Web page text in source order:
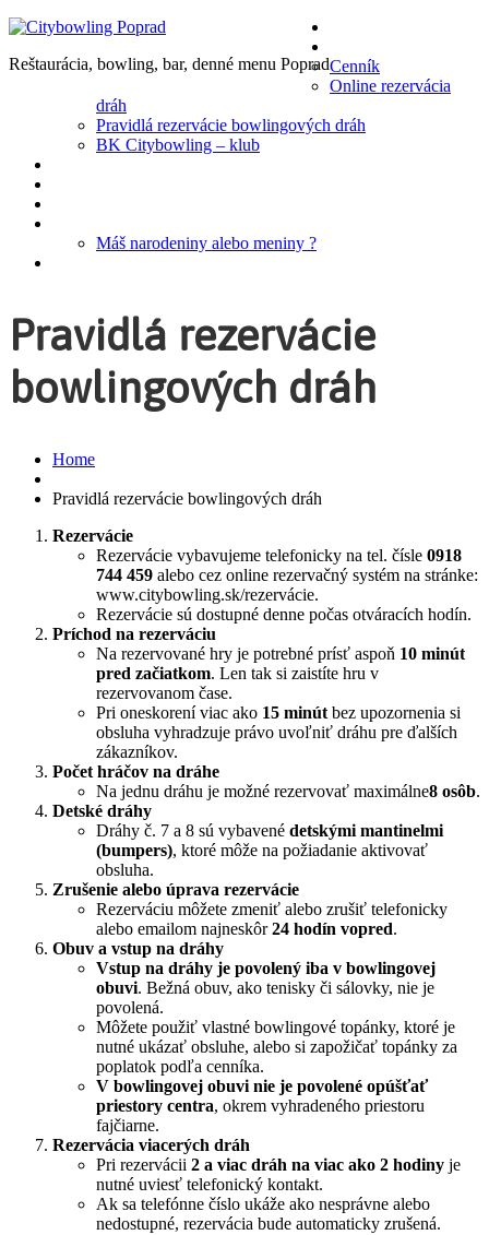
Reštaurácia, bowling, bar, denné menu PopradCenník
Online rezervácia
dráh
Pravidlá rezervácie bowlingových dráh
BK Citybowling – klub
Máš narodeniny alebo meniny ?
Pravidlá rezervácie
bowlingových dráh
Home
Pravidlá rezervácie bowlingových dráh
Rezervácie
Rezervácie vybavujeme telefonicky na tel. čísle 0918
744 459 alebo cez online rezervačný systém na stránke:
www.citybowling.sk/rezervácie.
Rezervácie sú dostupné denne počas otváracích hodín.
Príchod na rezerváciu
Na rezervované hry je potrebné prísť aspoň 10 minút
pred začiatkom. Len tak si zaistíte hru v
rezervovanom čase.
Pri oneskorení viac ako 15 minút bez upozornenia si
obsluha vyhradzuje právo uvoľniť dráhu pre ďalších
zákazníkov.
Počet hráčov na dráhe
Na jednu dráhu je možné rezervovať maximálne8 osôb.
Detské dráhy
Dráhy č. 7 a 8 sú vybavené detskými mantinelmi
(bumpers), ktoré môže na požiadanie aktivovať
obsluha.
Zrušenie alebo úprava rezervácie
Rezerváciu môžete zmeniť alebo zrušiť telefonicky
alebo emailom najneskôr24 hodín vopred.
Obuv a vstup na dráhy
Vstup na dráhy je povolený iba v bowlingovej
obuvi. Bežná obuv, ako tenisky či sálovky, nie je
povolená.
Môžete použiť vlastné bowlingové topánky, ktoré je
nutné ukázať obsluhe, alebo si zapožičať topánky za
poplatok podľa cenníka.
V bowlingovej obuvi nie je povolené opúšťať
priestory centra, okrem vyhradeného priestoru
fajčiarne.
Rezervácia viacerých dráh
Pri rezervácii 2 a viac dráh na viac ako 2 hodiny je
nutné uviesť telefonický kontakt.
Ak sa telefónne číslo ukáže ako nesprávne alebo
nedostupné, rezervácia bude automaticky zrušená.